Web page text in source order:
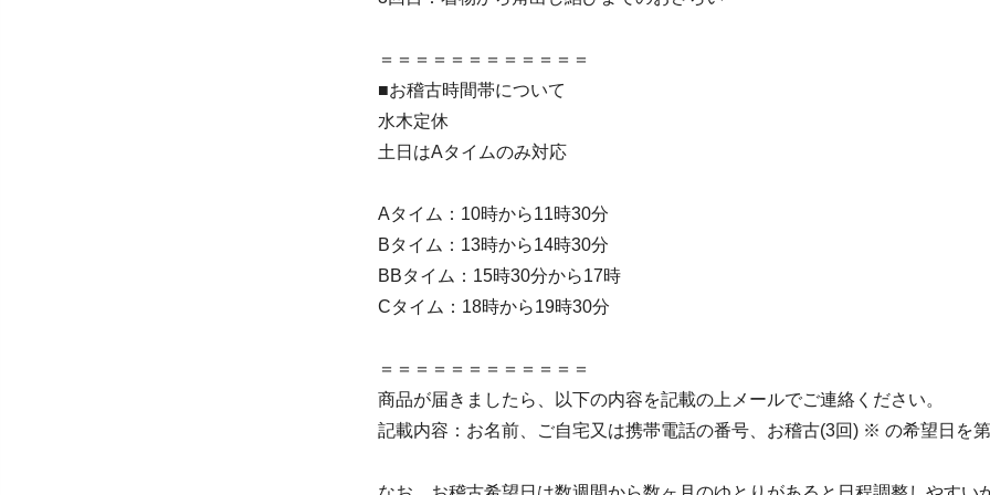
＝＝＝＝＝＝＝＝＝＝＝＝
■お稽古時間帯について
水木定休
土日はAタイムのみ対応
Aタイム：10時から11時30分
Bタイム：13時から14時30分
BBタイム：15時30分から17時
Cタイム：18時から19時30分
＝＝＝＝＝＝＝＝＝＝＝＝
商品が届きましたら、以下の内容を記載の上メールでご連絡ください。
記載内容：お名前、ご自宅又は携帯電話の番号、お稽古(3回) ※ の希望日を